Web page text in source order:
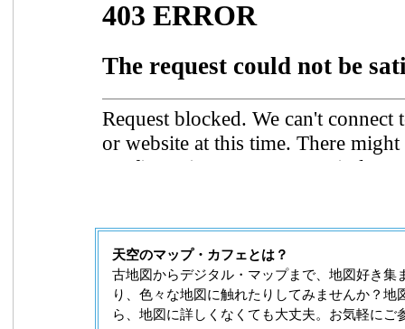
天空のマップ・カフェとは？
古地図からデジタル・マップまで、地図好き集
り、色々な地図に触れたりしてみませんか？
ら、地図に詳しくなくても大丈夫。お気軽にご